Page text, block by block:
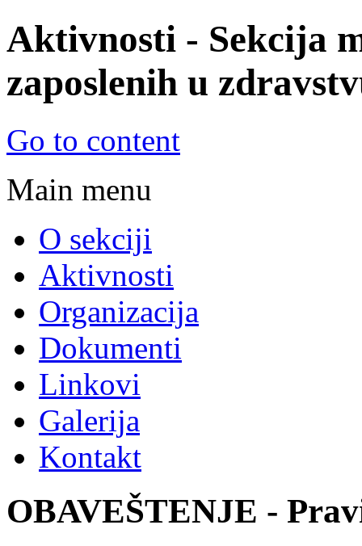
Aktivnosti - Sekcija
zaposlenih u
Go to content
Main menu
O sekciji
Aktivnosti
Organizacija
Dokumenti
Linkovi
Galerija
Kontakt
OBAVEŠTENJE -
© Sekcija mladih Sindikata
zdravstvu i socijalnoj zaštiti